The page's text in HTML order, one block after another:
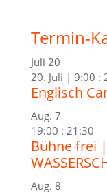
Termin-
Juli 20
20. Juli | 9:00 :
Englisch
Aug. 7
19:00 : 21:30
Bühne frei |
Aug. 8